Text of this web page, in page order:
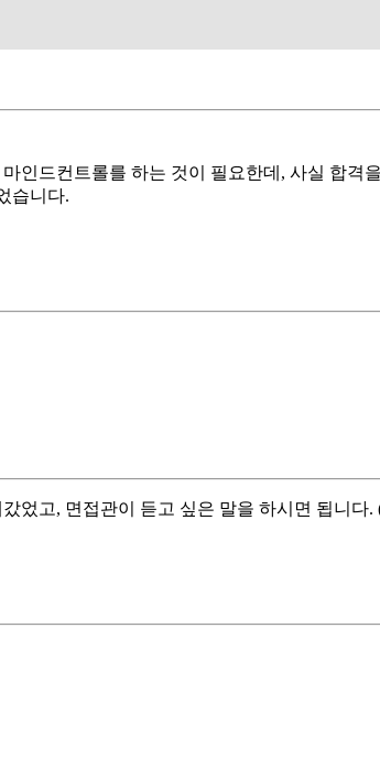
인드컨트롤를 하는 것이 필요한데, 사실 합
습니다.
었고, 면접관이 듣고 싶은 말을 하시면 됩니다